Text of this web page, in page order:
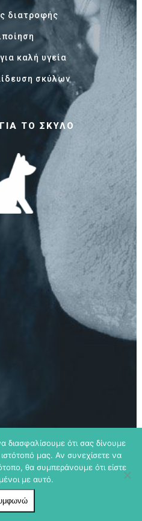
διατροφής
καλή υγεία
σκύλων
ΤΟ ΣΚΎΛΟ
| Website created by
διασφαλίσουμε ότι σας δίνουμε
μας. Αν συνεχίσετε να
θα συμπεράνουμε ότι είστε
με αυτό.